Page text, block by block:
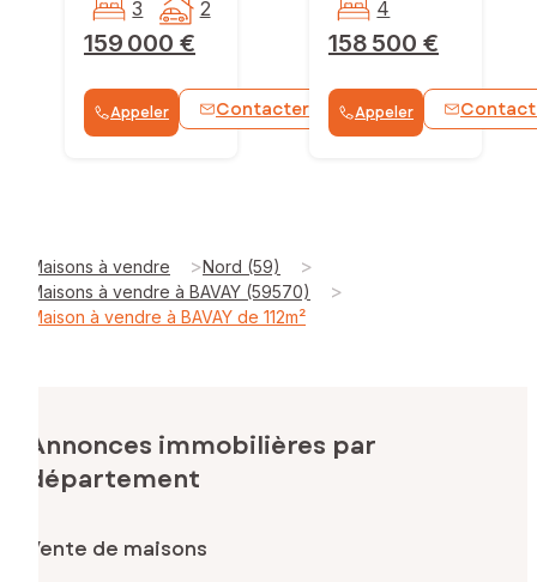
159 000 €
3 2
Appeler Contacter WhatsApp
158 500 €
4
Appeler
Maisons à vendre >Nord (59) >
Maisons à vendre à BAVAY (59570) >
Maison à vendre à BAVAY de 112m²
Annonces immobilières par
département
Vente de maisons